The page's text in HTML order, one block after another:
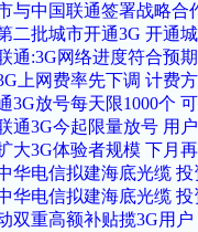
与中国联通签署战略合
二批城市开通3G 开通
通:3G网络进度符合预
上网费率先下调 计费
3G放号每天限1000个
通3G今起限量放号 用
大3G体验者规模 下月
华电信拟建海底光缆 投
华电信拟建海底光缆 投
双重高额补贴揽3G用户